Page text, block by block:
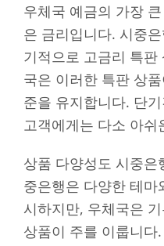
우체국 예금의 가장
은 금리입니다. 시중
기적으로 고금리 특판
국은 이러한 특판 상
준을 유지합니다. 단
고객에게는 다소 아쉬
상품 다양성도 시중은
중은행은 다양한 테
시하지만, 우체국은
상품이 주를 이룹니